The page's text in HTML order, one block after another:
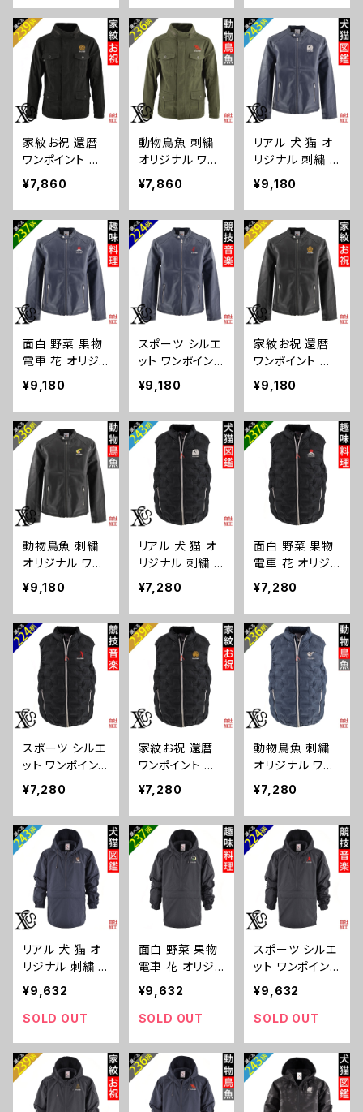
08-s
メンズ ストレッ
チ スタンドカラ
ー フィールド ジ
ャケット 自社ブ
ランド ロゴ グッ
ズ 柄 誕生日 プ
レゼント 三毛猫
柴犬 チワワ シ
ーズー シュナウ
ザー パグ ペキ
ニーズ ori-a-jkt
ジャケット メン
ズ ストレッチ ス
タンドカラー フ
ィールド ジャケ
ット 自社ブラン
ド ロゴ グッズ
柄 ori-a-jkt10-
b09-s
ズ ストレッチ ス
タンドカラー フ
ィールド ジャケ
ット 自社ブラン
ド ロゴ グッズ
柄 サッカー 野
球 テニス 空手
剣道 卓球 釣り
誕生日 プレゼン
ト アーチェリー
スノーボード ori
家紋お祝 還暦
ワンポイント 刺
繍 オリジナル ミ
リタリージャケッ
ト メンズ ストレ
ッチ スタンドカ
ラー フィールド
ジャケット 自社
ブランド ロゴ グ
ッズ 柄 誕生日
プレゼント 丸に
羽 菱 唐花 木瓜
蔦 桐 ori-a-jkt1
0-b07-s
¥7,860
動物鳥魚 刺繍
オリジナル ワン
ポイント ミリタリ
ージャケット メ
ンズ ストレッチ
スタンドカラー
フィールド ジャ
ケット 自社ブラ
ンド ロゴ グッズ
柄 おしゃれ プレ
ゼント 馬 鳥 イ
魚 動物 ori-a-j
kt10-b06-s
¥7,860
リアル 犬 猫 オ
リジナル 刺繍 ワ
ンポイント ライ
ダース ジャケッ
ト メンズ フェイ
クレザー 合皮
ブルゾン 自社ブ
ランド ロゴ グッ
ズ 柄 誕生日 プ
レゼント 三毛猫
柴犬 チワワ シ
ザー パグ ペキ
ニーズ ori-am-j
kt9-b10-s
¥9,180
面白 野菜 果物
電車 花 オリジ
ナル 刺繍 ワンポ
イント ライダー
ス ジャケット メ
ンズ フェイクレ
ザー 合皮 ブル
ゾン 自社ブラン
ド ロゴ グッズ
柄 ori-am-jkt9
-b09-s
¥9,180
スポーツ シルエ
ット ワンポイント
刺繍 ライダース
ジャケット メン
ズ フェイクレザ
ー 合皮 ブルゾ
ン 自社ブランド
ロゴ グッズ 柄
サッカー 野球
テニス 空手 剣
道 卓球 釣り 誕
生日 プレゼント
アーチェリー ス
ノーボード ori-
am-jkt9-b08-s
¥9,180
家紋お祝 還暦
ワンポイント 刺
繍 オリジナル ラ
イダース ジャケ
ット メンズ フェ
イクレザー 合皮
ブルゾン 自社ブ
ランド ロゴ グッ
ズ 柄 誕生日 プ
レゼント 丸に 五
瓜 桔梗 巴 藤
蔦 桐 ori-am-jk
t9-b07-s
¥9,180
動物鳥魚 刺繍
オリジナル ワン
ポイント ライダ
ース ジャケット
メンズ フェイク
レザー 合皮 ブ
ルゾン 自社ブラ
ンド ロゴ グッズ
柄 おしゃれ プレ
ゼント 馬 鳥 イ
ンコ 文鳥 パンダ
魚 動物 ori-am
-jkt9-b06-s
¥9,180
リアル 犬 猫 オ
リジナル 刺繍 ワ
ンポイント 中綿
ベスト フェイク
ダウンベスト メ
ンズ パデット デ
ュスポ 型押し
自社ブランド ロ
ゴ グッズ 柄 誕
生日 プレゼント
三毛猫 柴犬 チ
ワワ シーズー シ
ュナウザー パグ
ペキニーズ ori-
a-bst3-b10-s
¥7,280
面白 野菜 果物
電車 花 オリジ
ナル 刺繍 ワンポ
イント 中綿 ベス
ト フェイクダウ
ンベスト メンズ
パデット デュス
ポ 型押し 自社
ブランド ロゴ グ
ッズ 柄 ori-a-b
st3-b09-s
¥7,280
スポーツ シルエ
ット ワンポイント
刺繍 中綿 ベス
ト フェイクダウ
ンベスト メンズ
パデット デュス
ポ 型押し 自社
ブランド ロゴ グ
ッズ 柄 サッカー
野球 テニス 空
手 剣道 卓球 釣
ゼント アーチェ
リー スノーボー
ド ori-a-bst3-b
¥7,280
家紋お祝 還暦
ワンポイント 刺
繍 中綿 ベスト
フェイクダウンベ
スト メンズ パデ
ット デュスポ 型
押し 自社ブラン
ド ロゴ グッズ
柄 誕生日 プレ
ゼント 丸に 五
瓜 桔梗 巴 藤
蔦 桐 ori-a-bst
3-b07-s
¥7,280
動物鳥魚 刺繍
オリジナル ワン
ポイント 中綿 ベ
スト フェイクダ
ウンベスト メン
ズ パデット デュ
スポ 型押し 自
社ブランド ロゴ
グッズ 柄 おしゃ
れ プレゼント 馬
鳥 インコ 文鳥
ori-a-bst3-b0
6-s
¥7,280
リアル 犬 猫 オ
リジナル 刺繍 ワ
ンポイント ナイ
ロン アノラック
パーカー メンズ
ワッシャー加工
自社ブランド ロ
ゴ グッズ 柄 誕
生日 プレゼント
¥9,632
SOLD OUT
面白 野菜 果物
電車 花 オリジ
ナル 刺繍 ワンポ
イント ナイロン
アノラック パー
重 パッカブル ワ
ッシャー加工 自
社ブランド ロゴ
グッズ 柄 ori-a
¥9,632
SOLD OUT
スポーツ シルエ
ット ワンポイント
刺繍 ナイロン
アノラック パー
カー メンズ 一
ッシャー加工 自
社ブランド ロゴ
グッズ 柄 サッカ
ー 野球 テニス
¥9,632
SOLD OUT